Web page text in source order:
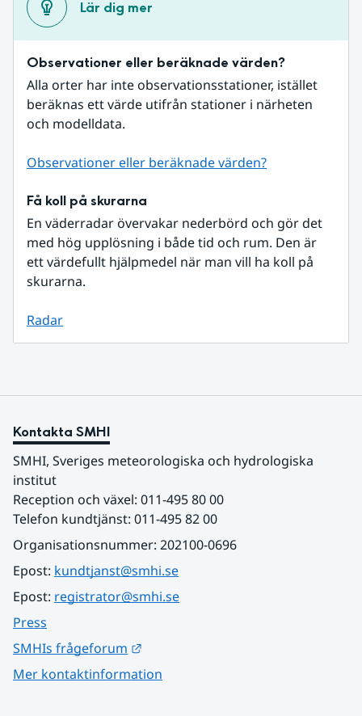
Lär dig mer
Observationer eller beräknade värden?
Alla orter har inte observationsstationer, istället
beräknas ett värde utifrån stationer i närheten
och modelldata.
Observationer eller beräknade värden?
Få koll på skurarna
En väderradar övervakar nederbörd och gör det
med hög upplösning i både tid och rum. Den är
ett värdefullt hjälpmedel när man vill ha koll på
skurarna.
Radar
Kontakta SMHI
SMHI, Sveriges meteorologiska och hydrologiska
institut
Reception och växel: 011-495 80 00
Telefon kundtjänst: 011-495 82 00
Organisationsnummer: 202100-0696
Epost: kundtjanst@smhi.se
Epost: registrator@smhi.se
Press
SMHIs frågeforum
Mer kontaktinformation